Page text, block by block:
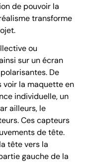
de pouvoir la
transforme
ou
sur un écran
De
voir la maquette en
individuelle, un
ailleurs, le
Ces capteurs
de tête.
tête vers la
gauche de la